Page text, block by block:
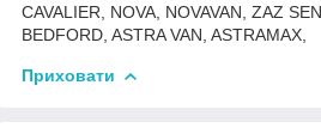
CAVALIER, NOVA, NOVAVAN, ZAZ
BEDFORD, ASTRA VAN, ASTRAMAX,
Приховати